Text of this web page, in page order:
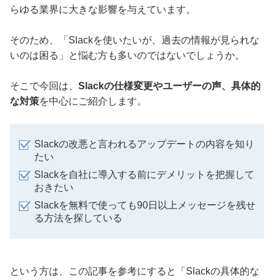
らゆる業界に大きな影響を与えています。
そのため、「Slackを使いたいが、過去の情報が見られな
いのは困る」と悩む方も多いのではないでしょうか。
そこで今回は、 Slackの仕様変更やユーザーの声、具体的
な対策を中心にご紹介します。
Slackの改悪と言われるアップデートの内容を知り
たい
Slackを自社に導入する前にデメリットを把握して
おきたい
Slackを無料で使っても90日以上メッセージを残せ
る方法を探している
という方は、この記事を参考にすると「Slackの具体的な